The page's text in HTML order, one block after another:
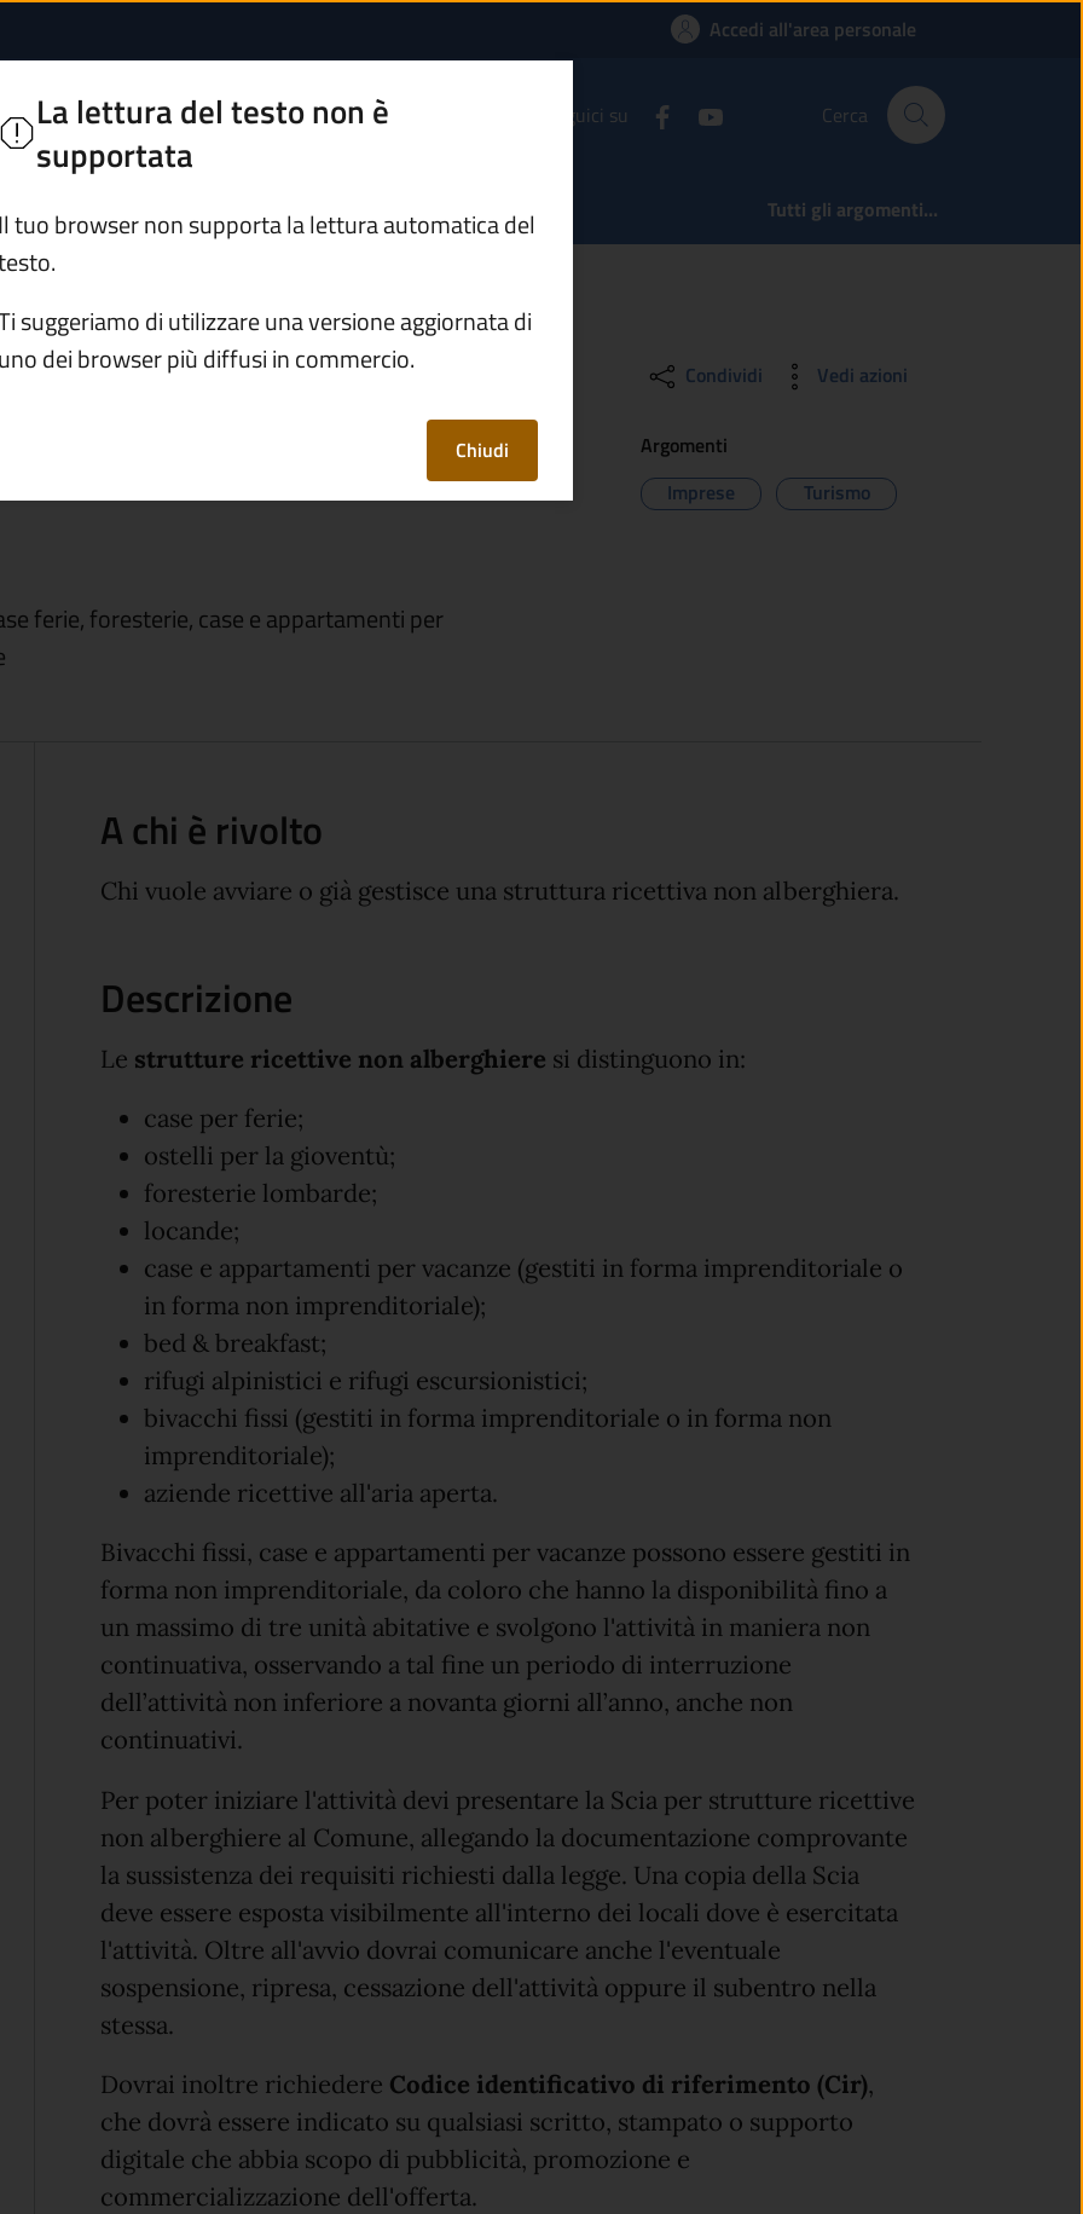
non alberghiere | Comune di
Accedi all'area personale
Isola Seguici su Cerca
Servizi Vivere Monte Isola Tutti gli argomenti...
/ Gestire strutture ricettive non alberghiere
non
ferie, foresterie, case e appartamenti per
Condividi Vedi azioni
La lettura del testo non è
supportata
Il tuo browser non supporta la lettura automatica del
suggeriamo di utilizzare una versione aggiornata di
uno dei browser più diffusi in commercio.
Chiudi
Argomenti
Imprese
Turismo
A chi è rivolto
Chi vuole avviare o già gestisce una struttura ricettiva non alberghiera.
Descrizione
Le strutture ricettive non alberghiere si distinguono in:
case per ferie;
ostelli per la gioventù;
foresterie lombarde;
locande;
case e appartamenti per vacanze (gestiti in forma imprenditoriale o
in forma non imprenditoriale);
bed & breakfast;
rifugi alpinistici e rifugi escursionistici;
bivacchi fissi (gestiti in forma imprenditoriale o in forma non
imprenditoriale);
aziende ricettive all'aria aperta.
Bivacchi fissi, case e appartamenti per vacanze possono essere gestiti in
forma non imprenditoriale, da coloro che hanno la disponibilità fino a
un massimo di tre unità abitative e svolgono l'attività in maniera non
continuativa, osservando a tal fine un periodo di interruzione
dell’attività non inferiore a novanta giorni all’anno, anche non
continuativi.
Per poter iniziare l'attività devi presentare la Scia per strutture ricettive
non alberghiere al Comune, allegando la documentazione comprovante
la sussistenza dei requisiti richiesti dalla legge. Una copia della Scia
deve essere esposta visibilmente all'interno dei locali dove è esercitata
l'attività. Oltre all'avvio dovrai comunicare anche l'eventuale
sospensione, ripresa, cessazione dell'attività oppure il subentro nella
stessa.
Dovrai inoltre richiedere Codice identificativo di riferimento (Cir),
che dovrà essere indicato su qualsiasi scritto, stampato o supporto
digitale che abbia scopo di pubblicità, promozione e
commercializzazione dell'offerta.